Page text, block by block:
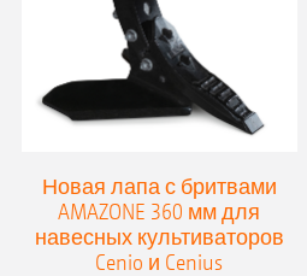
Новая лапа с бритвами
AMAZONE 360 мм для
навесных культиваторов
Cenio и Cenius